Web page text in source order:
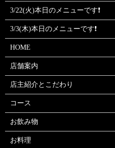
3/22(火)本日のメニューです❗
3/3(木)本日のメニューです❗
HOME
店舗案内
店主紹介とこだわり
コース
お飲み物
お料理